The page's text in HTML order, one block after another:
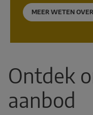
MEER WETEN
Ontdek
aanbod